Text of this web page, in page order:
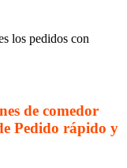
los pedidos con
de comedor
Pedido rápido y